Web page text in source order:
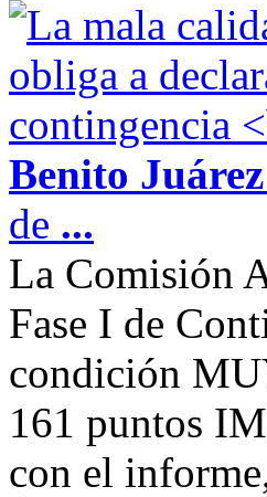
Benito Juárez
de ...
La Comisión
Fase I de
condición
161 puntos
con el